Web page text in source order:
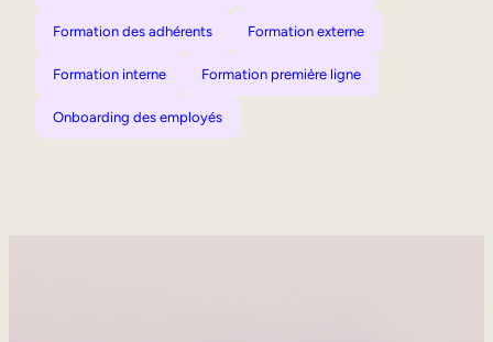
Formation des adhérents Formation externe
Formation interne Formation première ligne
Onboarding des employés